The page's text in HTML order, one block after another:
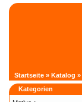
Startseite » Katalog »
Kategorien